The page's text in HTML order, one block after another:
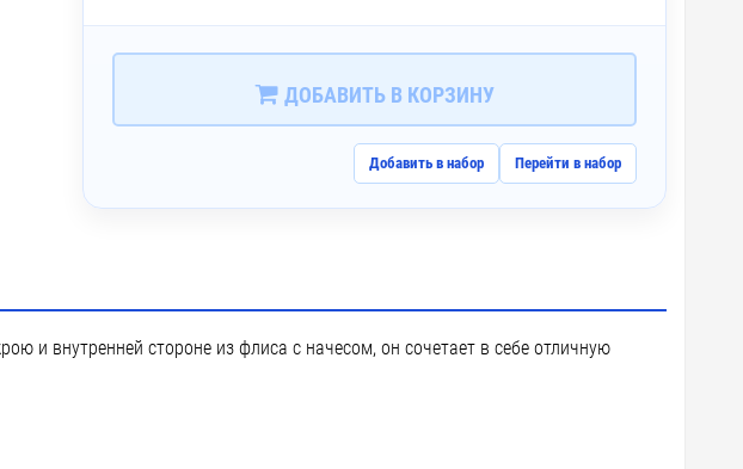
ДОБАВИТЬ В КОРЗИНУ
Добавить в набор Перейти в набор
и внутренней стороне из флиса с начесом, он сочетает в себе отличную